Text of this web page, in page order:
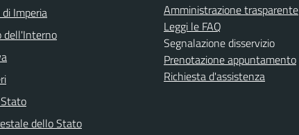
Imperia
dell'Interno
dello Stato
Amministrazione trasparente
Leggi le FAQ
Segnalazione disservizio
Prenotazione appuntamento
Richiesta d'assistenza